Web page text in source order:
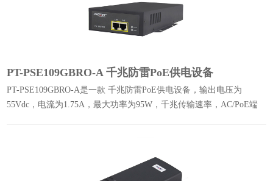
PT-PSE109GBRO-A 千兆防雷PoE供电设备
PT-PSE109GBRO-A是一款 千兆防雷PoE供电设备，输出电压为
55Vdc，电流为1.75A，最大功率为95W，千兆传输速率，AC/PoE端